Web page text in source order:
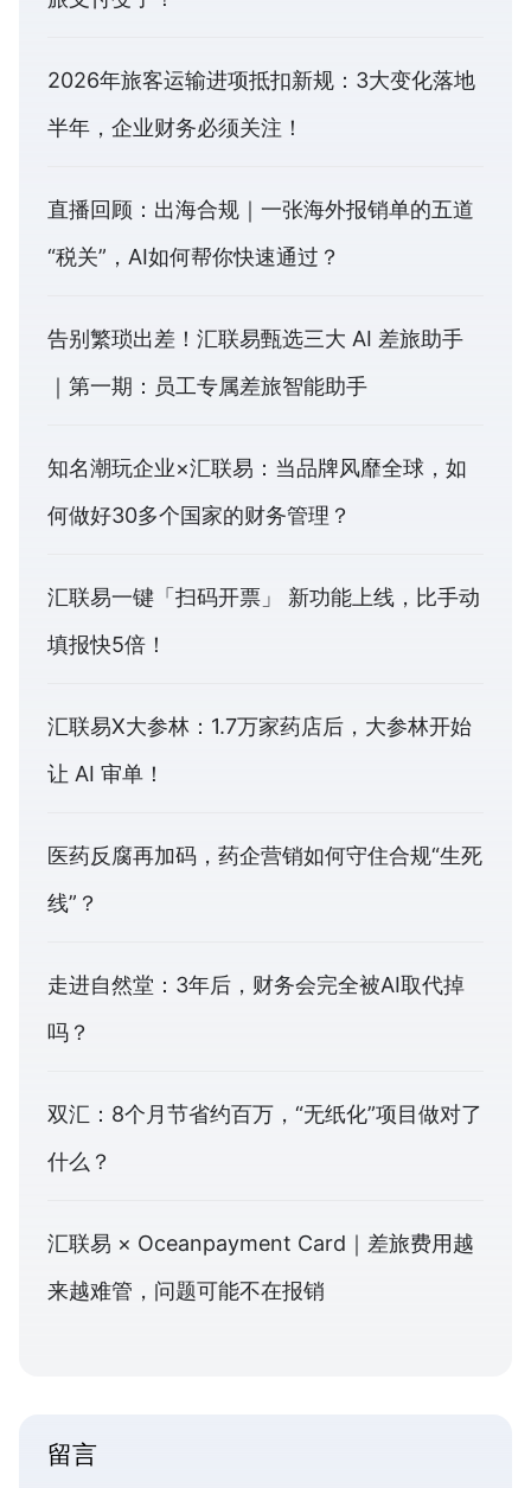
2026年旅客运输进项抵扣新规：3大变化落地
半年，企业财务必须关注！
直播回顾：出海合规｜一张海外报销单的五道
“税关”，AI如何帮你快速通过？
告别繁琐出差！汇联易甄选三大 AI 差旅助手
｜第一期：员工专属差旅智能助手
知名潮玩企业×汇联易：当品牌风靡全球，如
何做好30多个国家的财务管理？
汇联易一键「扫码开票」 新功能上线，比手动
填报快5倍！
汇联易X大参林：1.7万家药店后，大参林开始
让 AI 审单！
医药反腐再加码，药企营销如何守住合规“生死
线”？
走进自然堂：3年后，财务会完全被AI取代掉
吗？
双汇：8个月节省约百万，“无纸化”项目做对了
什么？
汇联易 × Oceanpayment Card｜差旅费用越
来越难管，问题可能不在报销
留言